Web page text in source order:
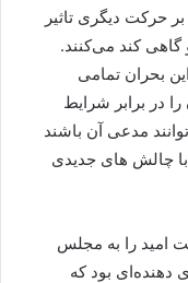
حرکت دیگری تاثیر
کند می‌کنند.
بحران تمامی
در برابر شرایط
مدعی آن باشند
با چالش های جدیدی
امید را به مجلس
۲۰ میلیون رای دهنده‌ای بود که